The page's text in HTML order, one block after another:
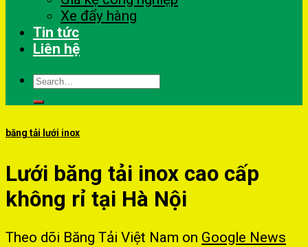
Xe đẩy hàng
Tin tức
Liên hệ
Search
băng tải lưới inox
Lưới băng tải inox cao cấp
không rỉ tại Hà Nội
Theo dõi Băng Tải Việt Nam on Google News